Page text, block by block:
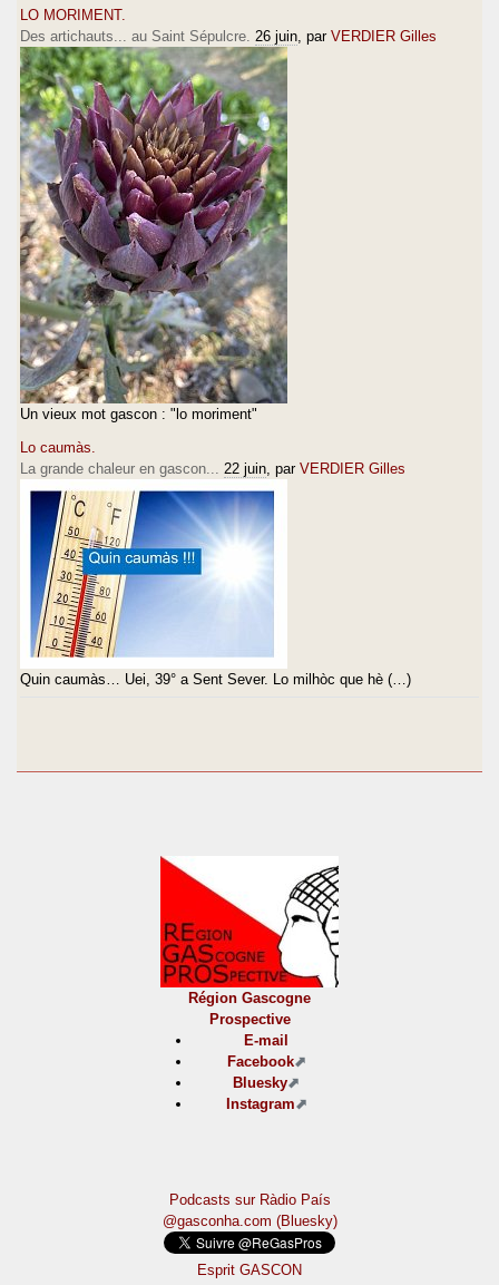
LO MORIMENT.
Des artichauts... au Saint Sépulcre. 26 juin , par VERDIER Gilles
Un vieux mot gascon : "lo moriment"
Lo caumàs.
La grande chaleur en gascon...
22 juin , par VERDIER Gilles
Quin caumàs… Uei, 39° a Sent Sever. Lo milhòc que hè (…)
Région Gascogne
Prospective
E-mail
Facebook
Bluesky
Instagram
Podcasts sur Ràdio País
@gasconha.com (Bluesky)
Esprit GASCON